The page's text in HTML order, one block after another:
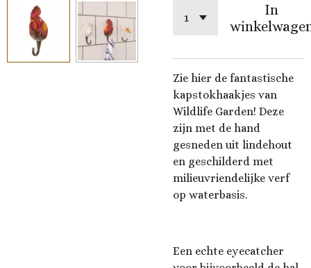
In
Zie hier de fantastische
kapstokhaakjes van
Wildlife Garden! Deze
zijn met de hand
gesneden uit lindehout
en geschilderd met
milieuvriendelijke verf
op waterbasis.
Een echte eyecatcher